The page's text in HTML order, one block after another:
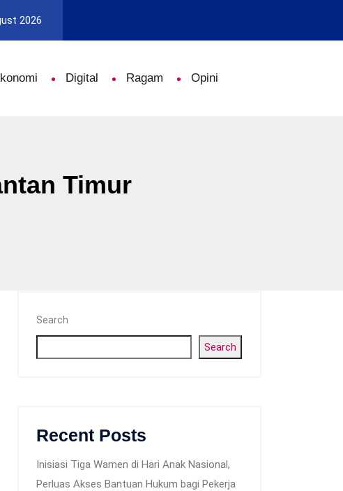
2026
Digital Ragam Opini
Timur
Search
Search
Recent Posts
Inisiasi Tiga Wamen di Hari Anak Nasional,
Perluas Akses Bantuan Hukum bagi Pekerja